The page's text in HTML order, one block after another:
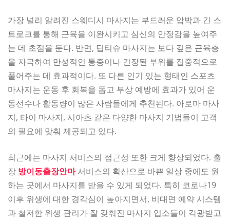
가장 널리 알려진 스웨디시 마사지는 부드러운 압박과 긴 스
트로크를 통해 근육을 이완시키고 심신의 안정감을 높여주
는 데 초점을 둔다. 반면, 딥티슈 마사지는 보다 깊은 근육층
을 자극하여 만성적인 통증이나 긴장된 부위를 집중적으로
풀어주는 데 효과적이다. 또 다른 인기 있는 형태인 스포츠
마사지는 운동 후 회복을 돕고 부상 예방에 효과가 있어 운
동선수나 활동량이 많은 사람들에게 추천된다. 아로마 마사
지, 타이 마사지, 시아츠 같은 다양한 마사지 기법들이 고객
의 필요에 맞춰 제공되고 있다.
최근에는 마사지 서비스의 접근성 또한 크게 향상되었다. 출
장 방이동출장안마서비스의 확산으로 바쁜 일상 중에도 원
하는 곳에서 마사지를 받을 수 있게 되었다. 특히 코로나19
이후 위생에 대한 경각심이 높아지면서, 비대면 예약 시스템
과 철저한 위생 관리가 잘 갖춰진 마사지 업소들이 각광받고